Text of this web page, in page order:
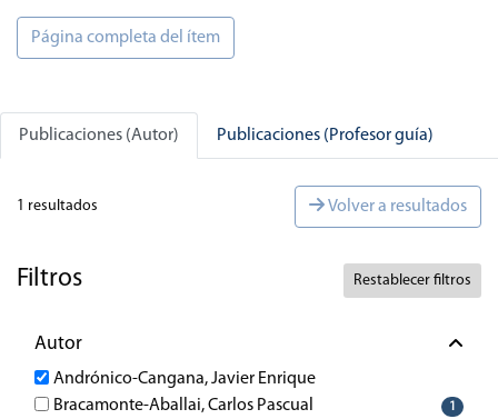
Página completa del ítem
Publicaciones (Autor) Publicaciones (Profesor guía)
1 resultados Volver a resultados
Filtros Restablecer filtros
Autor
Andrónico-Cangana, Javier Enrique
1
Bracamonte-Aballai, Carlos Pascual